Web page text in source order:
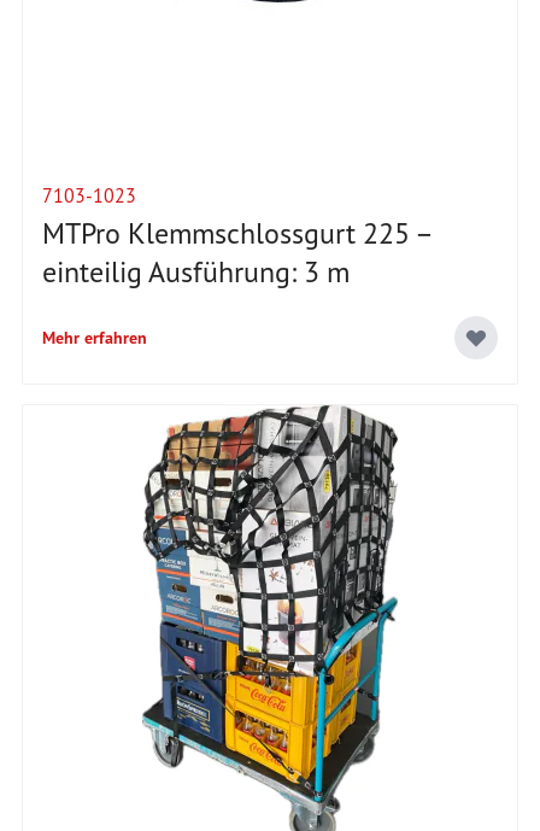
7103-1023
MTPro Klemmschlossgurt 225 –
einteilig Ausführung: 3 m
Mehr erfahren